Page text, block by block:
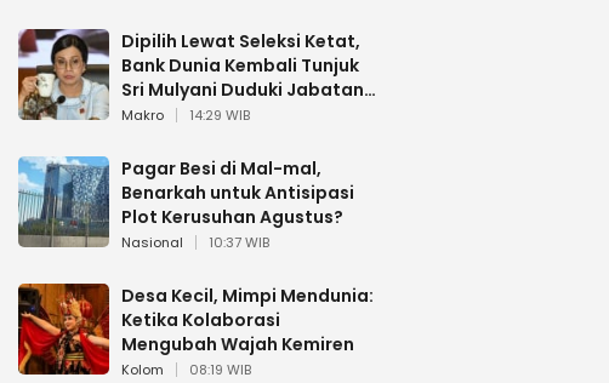
Dipilih Lewat Seleksi Ketat,
Bank Dunia Kembali Tunjuk
Sri Mulyani Duduki Jabatan
Strategis
Makro 14:29 WIB
Pagar Besi di Mal-mal,
Benarkah untuk Antisipasi
Plot Kerusuhan Agustus?
Nasional 10:37 WIB
Desa Kecil, Mimpi Mendunia:
Ketika Kolaborasi
Mengubah Wajah Kemiren
Kolom 08:19 WIB